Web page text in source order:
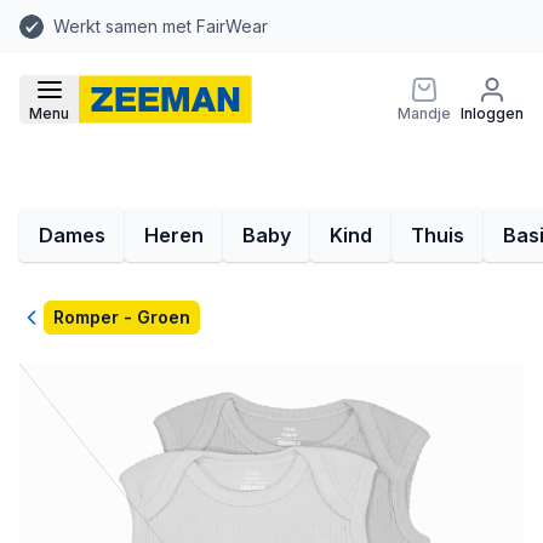
Werkt samen met FairWear
Menu Mandje Inloggen
Dames Heren Baby Kind Thuis
TerugRomper - Groen